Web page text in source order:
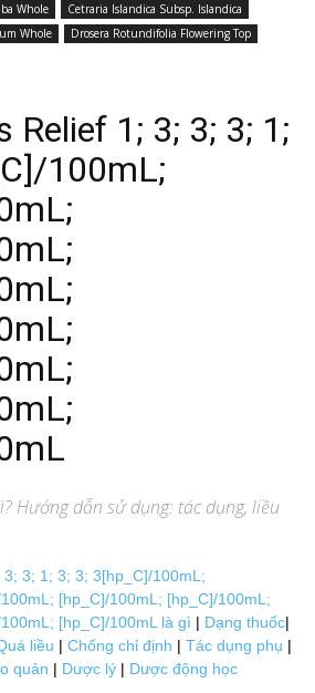
Whole
Cetraria Islandica Subsp. Islandica
Whole
Drosera Rotundifolia Flowering Top
Relief 1; 3; 3; 3; 1;
100mL;
Hướng dẫn sử dụng: tác dụng, liều
3; 1; 3; 3; 3[hp_C]/100mL;
[hp_C]/100mL; [hp_C]/100mL;
[hp_C]/100mL là gì | Dạng thuốc|
liều | Chống chỉ định | Tác dụng phụ |
quản | Dược lý | Dược động học